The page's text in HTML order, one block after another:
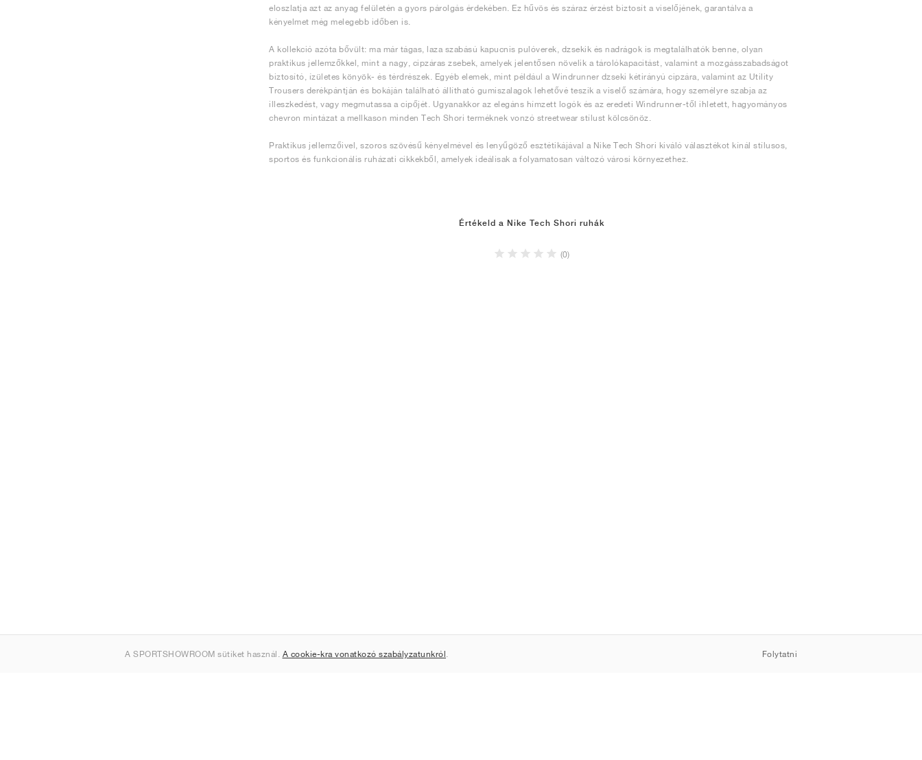
eloszlatja azt az anyag felületén a gyors párolgás érdekében. Ez hűvös és száraz érzést biztosít a viselőjének, garantálva a
kényelmet még melegebb időben is.
A kollekció azóta bővült: ma már tágas, laza szabású kapucnis pulóverek, dzsekik és nadrágok is megtalálhatók benne, olyan
praktikus jellemzőkkel, mint a nagy, cipzáras zsebek, amelyek jelentősen növelik a tárolókapacitást, valamint a mozgásszabadságot
biztosító, ízületes könyök- és térdrészek. Egyéb elemek, mint például a Windrunner dzseki kétirányú cipzára, valamint az Utility
Trousers derékpántján és bokáján található állítható gumiszalagok lehetővé teszik a viselő számára, hogy személyre szabja az
illeszkedést, vagy megmutassa a cipőjét. Ugyanakkor az elegáns hímzett logók és az eredeti Windrunner-től ihletett, hagyományos
chevron mintázat a mellkason minden Tech Shori terméknek vonzó streetwear stílust kölcsönöz.
Praktikus jellemzőivel, szoros szövésű kényelmével és lenyűgöző esztétikájával a Nike Tech Shori kiváló választékot kínál stílusos,
sportos és funkcionális ruházati cikkekből, amelyek ideálisak a folyamatosan változó városi környezethez.
Értékeld a Nike Tech Shori ruhák
(0)
A SPORTSHOWROOM sütiket használ. A cookie-kra vonatkozó szabályzatunkról Folytatni